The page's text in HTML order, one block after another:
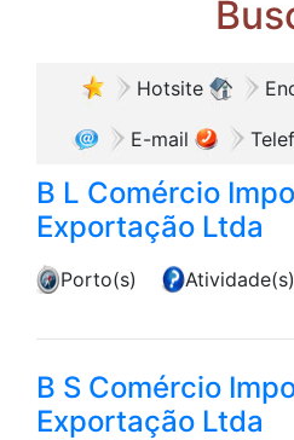
Hotsite
E-mail
B L Comércio
Exportação Ltda
Porto(s) Atividade(s)
B S Comércio
Exportação Ltda